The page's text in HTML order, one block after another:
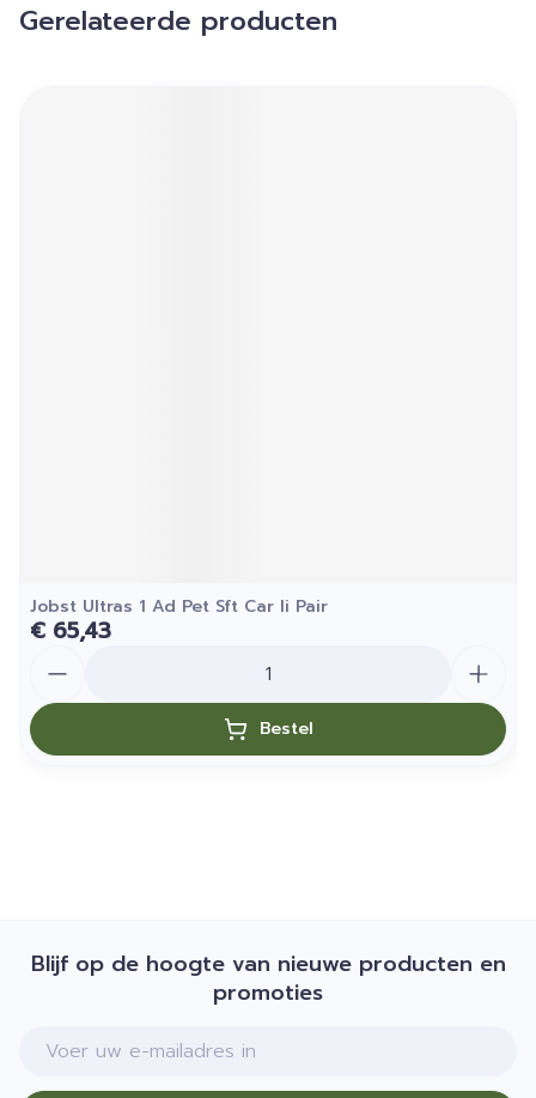
Gerelateerde producten
Jobst Ultras 1 Ad Pet Sft Car Ii Pair
€ 65,43
Bestel
Blijf op de hoogte van nieuwe producten en
promoties
E-mail adres